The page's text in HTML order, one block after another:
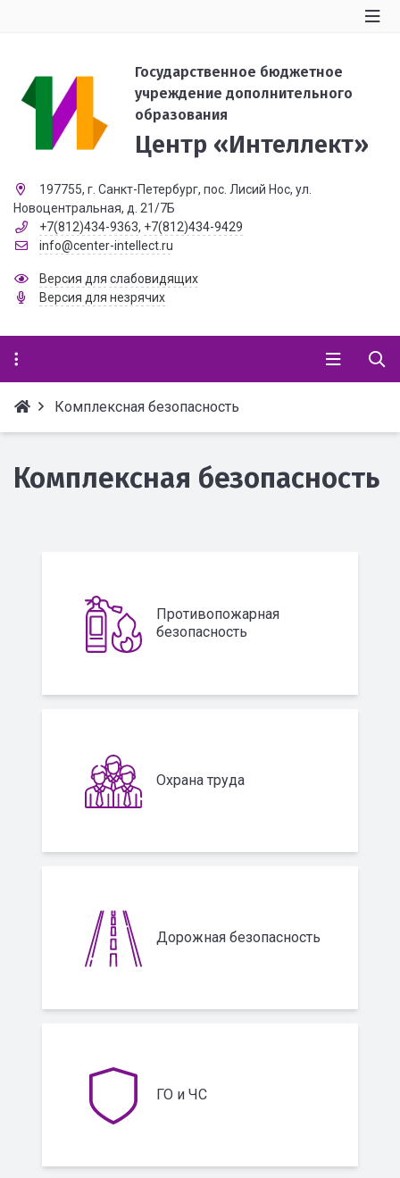
Государственное бюджетное
учреждение дополнительного
образования
Центр «Интеллект»
197755, г. Санкт-Петербург, пос. Лисий Нос, ул.
Новоцентральная, д. 21/7Б
+7(812)434-9363, +7(812)434-9429
info@center-intellect.ru
Версия для слабовидящих
Версия для незрячих
Комплексная безопасность
Комплексная безопасность
Противопожарная
безопасность
Охрана труда
Дорожная безопасность
ГО и ЧС